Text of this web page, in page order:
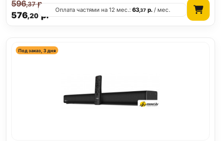
576,20р.
596,37р.
Оплата частями на 12 мес.:63,37 р. / мес.
Под заказ, 3 дня